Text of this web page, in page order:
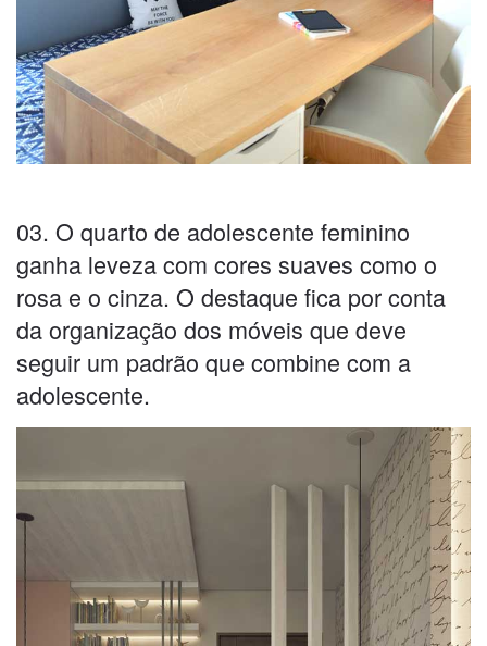
03. O quarto de adolescente feminino
ganha leveza com cores suaves como o
rosa e o cinza. O destaque fica por conta
da organização dos móveis que deve
seguir um padrão que combine com a
adolescente.